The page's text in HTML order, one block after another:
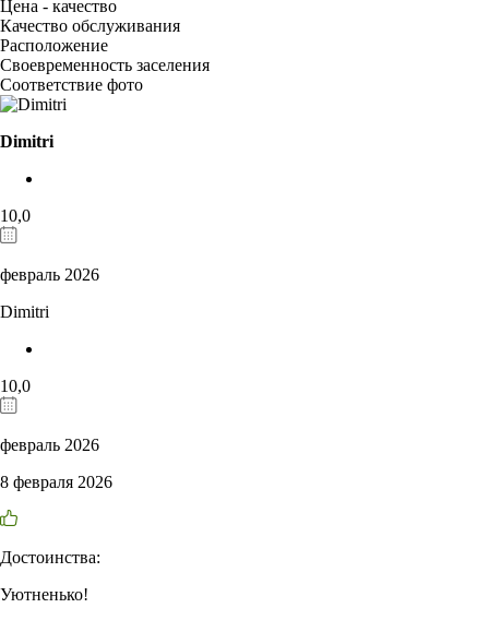
Цена - качество
Качество обслуживания
Расположение
Своевременность заселения
Соответствие фото
Dimitri
10,0
февраль 2026
Dimitri
10,0
февраль 2026
8 февраля 2026
Достоинства:
Уютненько!